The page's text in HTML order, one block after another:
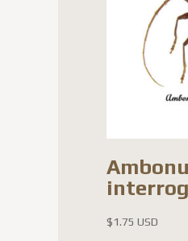
$1.75 USD